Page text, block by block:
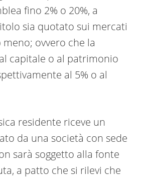
fino 2% o 20%, a
sia quotato sui mercati
ovvero che la
capitale o al patrimonio
al 5% o al
residente riceve un
da una società con sede
sarà soggetto alla fonte
a patto che si rilevi che